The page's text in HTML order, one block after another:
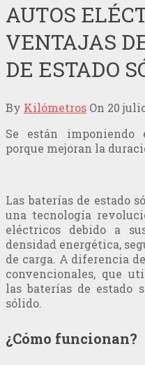
AUTOS
VENTAJAS
DE ESTADO
By Kilómetros On 20
Se están
porque mejoran la
Las baterías de estado
una tecnología
eléctricos debido a
densidad energética,
de carga. A diferencia
convencionales, que
las baterías de
sólido.
¿Cómo funcionan?